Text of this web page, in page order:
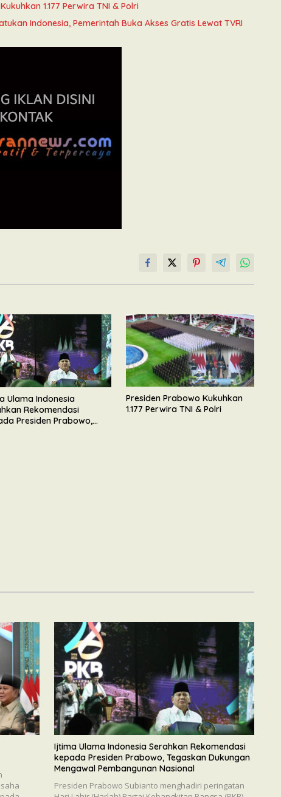
1.177 Perwira TNI & Polri
Indonesia, Pemerintah Buka Akses Gratis Lewat TVRI
Ulama Indonesia
Rekomendasi
Presiden Prabowo,
Presiden Prabowo Kukuhkan
1.177 Perwira TNI & Polri
Ijtima Ulama Indonesia Serahkan Rekomendasi
kepada Presiden Prabowo, Tegaskan Dukungan
Mengawal Pembangunan Nasional
Presiden Prabowo Subianto menghadiri peringatan